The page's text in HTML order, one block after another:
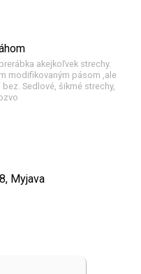
akejkoľvek strechy.
modifikovaným pásom ,ale
Sedlové, šikmé strechy,
Myjava